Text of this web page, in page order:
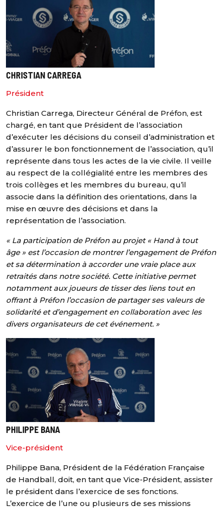
CHRISTIAN CARREGA
Président
Christian Carrega, Directeur Général de Préfon, est
chargé, en tant que Président de l’association
d’exécuter les décisions du conseil d’administration et
d’assurer le bon fonctionnement de l’association, qu’il
représente dans tous les actes de la vie civile. Il veille
au respect de la collégialité entre les membres des
trois collèges et les membres du bureau, qu’il
associe dans la définition des orientations, dans la
mise en œuvre des décisions et dans la
représentation de l’association.
« La participation de Préfon au projet « Hand à tout
âge » est l’occasion de montrer l’engagement de Préfon
et sa détermination à accorder une vraie place aux
retraités dans notre société. Cette initiative permet
notamment aux joueurs de tisser des liens tout en
offrant à Préfon l’occasion de partager ses valeurs de
solidarité et d’engagement en collaboration avec les
divers organisateurs de cet événement. »
PHILIPPE BANA
Vice-président
Philippe Bana, Président de la Fédération Française
de Handball, doit, en tant que Vice-Président, assister
le président dans l’exercice de ses fonctions.
L’exercice de l’une ou plusieurs de ses missions